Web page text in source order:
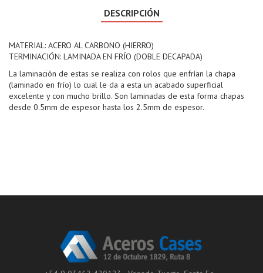
DESCRIPCIÓN
MATERIAL: ACERO AL CARBONO (HIERRO)
TERMINACIÓN: LAMINADA EN FRÍO (DOBLE DECAPADA)
La laminación de estas se realiza con rolos que enfrían la chapa
(laminado en frío) lo cual le da a esta un acabado superficial
excelente y con mucho brillo. Son laminadas de esta forma chapas
desde 0.5mm de espesor hasta los 2.5mm de espesor.